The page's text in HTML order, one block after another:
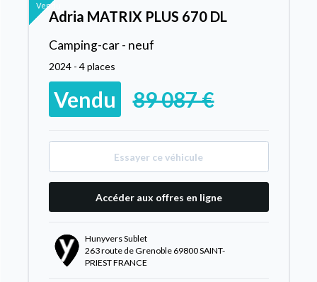
Vendu
Adria MATRIX PLUS 670 DL
Camping-car - neuf
2024 - 4 places
Vendu 89 087 €
Essayer ce véhicule
Accéder aux offres en ligne
Hunyvers Sublet
263 route de Grenoble 69800 SAINT-
PRIEST FRANCE